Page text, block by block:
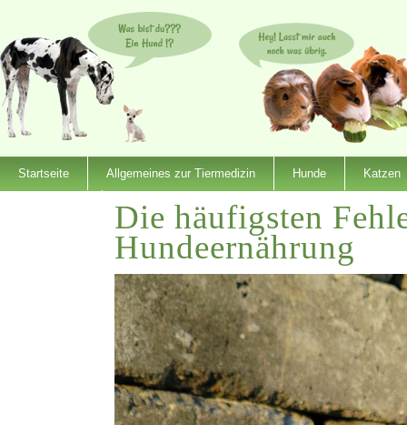
Startseite Allgemeines zur Tiermedizin Hunde Katzen
Die häufigsten
Hundeernährung